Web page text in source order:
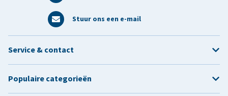
Stuur ons een e-mail
Service & contact
Populaire categorieën